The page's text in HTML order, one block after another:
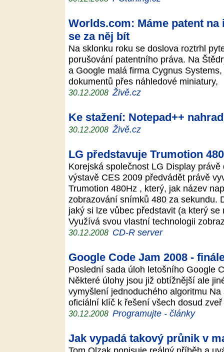
Worlds.com: Máme patent
se za něj bít
Na sklonku roku se doslova roztrhl
porušování patentního práva. Na
a Google malá firma Cygnus
dokumentů přes náhledové miniatury,
30.12.2008 Živě.cz
Ke stažení: Notepad++
30.12.2008 Živě.cz
LG představuje Trumotion
Korejská společnost LG Display
výstavě CES 2009 předvádět právě
Trumotion 480Hz , který, jak název
zobrazování snímků 480 za sekundu.
jaký si lze vůbec představit (a který
Využívá svou vlastní technologii
30.12.2008 CD-R server
Google Code Jam 2008 -
Poslední sada úloh letošního Google
Některé úlohy jsou již obtížnější ale
vymyšlení jednoduchého algoritmu
oficiální klíč k řešení všech dosud
30.12.2008 Programujte - články
Jak vypadá takový průnik v